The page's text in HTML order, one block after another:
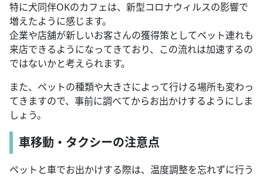
特に犬同伴OKのカフェは、新型コロナウィルスの影響で
増えたように感じます。
企業や店舗が新しいお客さんの獲得策としてペット連れも
来店できるようになってきており、この流れは加速するの
ではないかと考えられます。
また、ペットの種類や大きさによって行ける場所も変わっ
てきますので、事前に調べてからお出かけするようにしま
しょう。
車移動・タクシーの注意点
ペットと車でお出かけする際は、温度調整を忘れずに行う